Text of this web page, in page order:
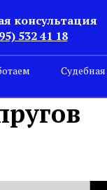
консультация
532 41 18